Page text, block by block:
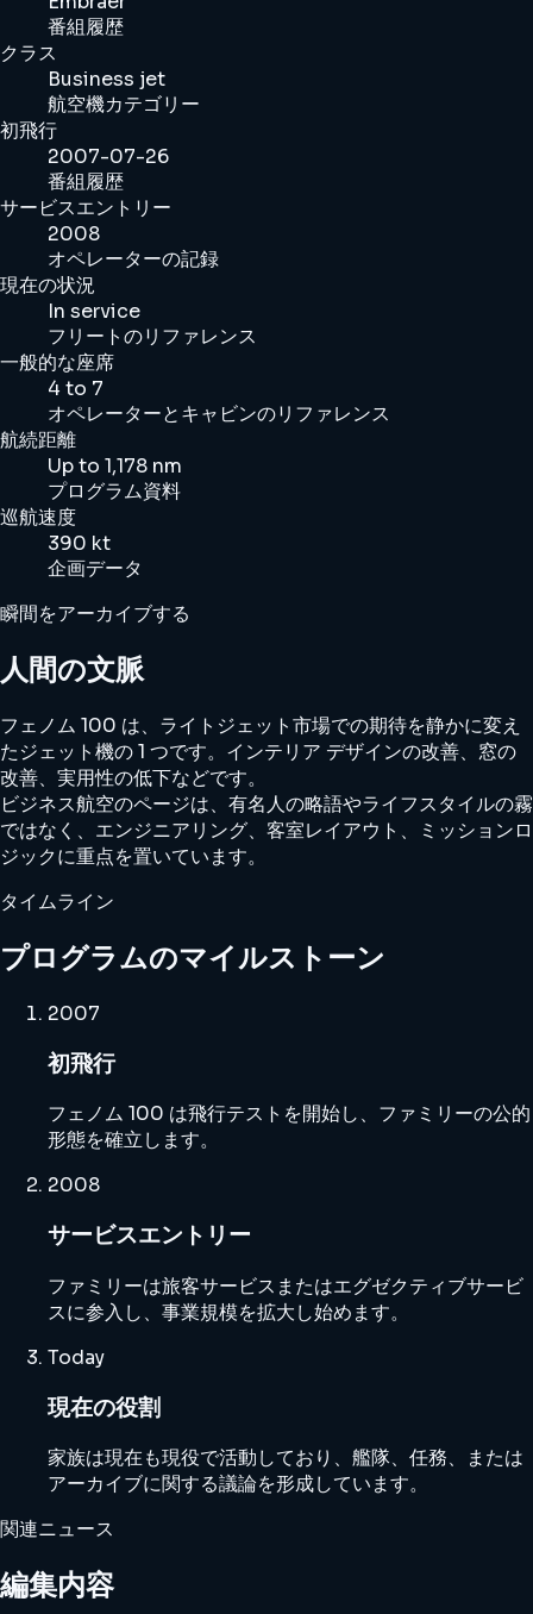
番組履歴
クラス
Business jet
航空機カテゴリー
初飛行
2007-07-26
番組履歴
サービスエントリー
2008
オペレーターの記録
現在の状況
In service
フリートのリファレンス
一般的な座席
4 to 7
オペレーターとキャビンのリファレンス
航続距離
Up to 1,178 nm
プログラム資料
巡航速度
390 kt
企画データ
瞬間をアーカイブする
人間の文脈
フェノム 100 は、ライトジェット市場での期待を静かに変え
たジェット機の 1 つです。インテリア デザインの改善、窓の
改善、実用性の低下などです。
ビジネス航空のページは、有名人の略語やライフスタイルの霧
ではなく、エンジニアリング、客室レイアウト、ミッションロ
ジックに重点を置いています。
タイムライン
プログラムのマイルストーン
2007
初飛行
フェノム 100 は飛行テストを開始し、ファミリーの公的
形態を確立します。
2008
サービスエントリー
ファミリーは旅客サービスまたはエグゼクティブサービ
スに参入し、事業規模を拡大し始めます。
Today
現在の役割
家族は現在も現役で活動しており、艦隊、任務、または
アーカイブに関する議論を形成しています。
関連ニュース
編集内容